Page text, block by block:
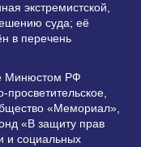
экстремистской,
суда; её
в перечень
Минюстом РФ
«Мемориал»,
«В защиту прав
и социальных